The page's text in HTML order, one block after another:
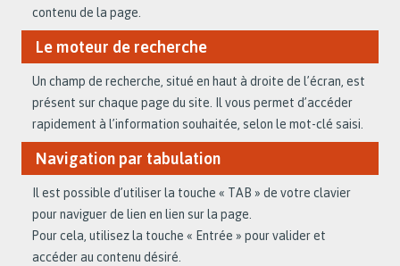
contenu de la page.
Le moteur de recherche
Un champ de recherche, situé en haut à droite de l’écran, est
présent sur chaque page du site. Il vous permet d’accéder
rapidement à l’information souhaitée, selon le mot-clé saisi.
Navigation par tabulation
Il est possible d’utiliser la touche « TAB » de votre clavier
pour naviguer de lien en lien sur la page.
Pour cela, utilisez la touche « Entrée » pour valider et
accéder au contenu désiré.